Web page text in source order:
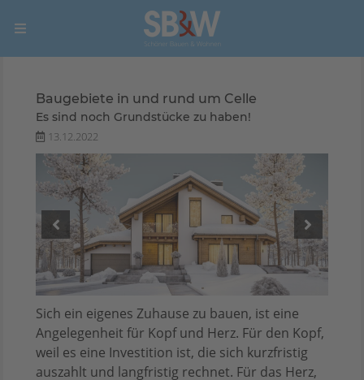
Baugebiete in und rund um Celle
Es sind noch Grundstücke zu haben!
13.12.2022
Sich ein eigenes Zuhause zu bauen, ist eine
Angelegenheit für Kopf und Herz. Für den Kopf,
weil es eine Investition ist, die sich kurzfristig
auszahlt und langfristig rechnet. Für das Herz,